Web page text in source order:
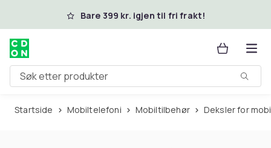
Hopp til hovedinnholdBare 399 kr. igjen til fri frakt!
Søk etter produkter
Startside Mobiltelefoni Mobiltilbehør Deksler for